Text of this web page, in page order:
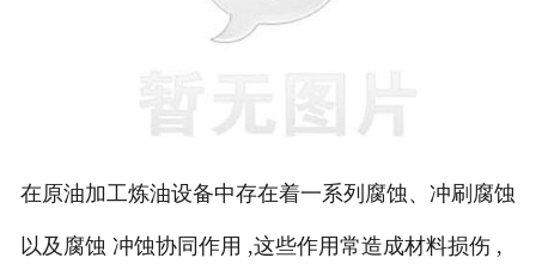
资质荣誉
联系我们
在原油加工炼油设备中存在着一系列腐蚀、冲刷腐蚀
以及腐蚀 冲蚀协同作用 ,这些作用常造成材料损伤 ,